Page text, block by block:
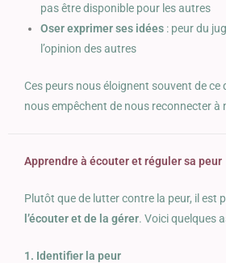
pas être disponible pour les autres
Oser exprimer ses idées : peur du
l’opinion des autres
Ces peurs nous éloignent souvent de
nous empêchent de nous reconnecter à
Apprendre à écouter et réguler sa peur
Plutôt que de lutter contre la peur, il est
l’écouter et de la gérer. Voici quelques
1. Identifier la peur